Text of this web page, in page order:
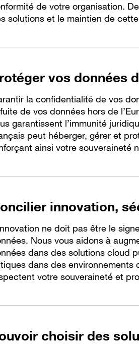
de votre organisation.
solutions et le maintien de
vos données
la confidentialité de vos
de vos données hors de
garantissent l’immunité
peut héberger, gérer et
ainsi votre souveraineté
innovation,
ne doit pas être le
Nous vous aidons à
dans des solutions cloud
dans des environnements
votre souveraineté et
choisir des